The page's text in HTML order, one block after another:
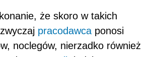
że skoro w takich
pracodawca ponosi
noclegów, nierzadko również